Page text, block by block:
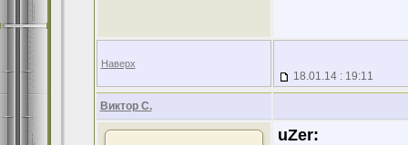
Наверх
18.01.14 : 19:11
Виктор С.
uZer: